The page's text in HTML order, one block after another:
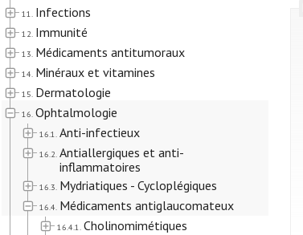
11. Infections
12. Immunité
13. Médicaments antitumoraux
14. Minéraux et vitamines
15. Dermatologie
16. Ophtalmologie
16.1. Anti-infectieux
16.2. Antiallergiques et anti-
inflammatoires
16.3. Mydriatiques - Cycloplégiques
16.4. Médicaments antiglaucomateux
16.4.1. Cholinomimétiques